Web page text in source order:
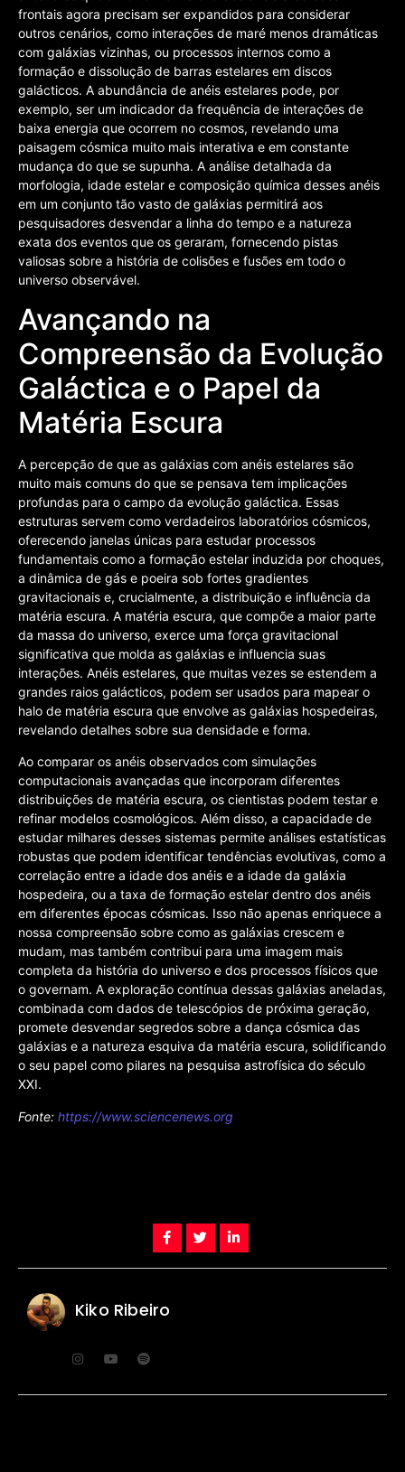
frontais agora precisam ser expandidos para considerar
outros cenários, como interações de maré menos dramáticas
com galáxias vizinhas, ou processos internos como a
formação e dissolução de barras estelares em discos
galácticos. A abundância de anéis estelares pode, por
exemplo, ser um indicador da frequência de interações de
baixa energia que ocorrem no cosmos, revelando uma
paisagem cósmica muito mais interativa e em constante
mudança do que se supunha. A análise detalhada da
morfologia, idade estelar e composição química desses anéis
em um conjunto tão vasto de galáxias permitirá aos
pesquisadores desvendar a linha do tempo e a natureza
exata dos eventos que os geraram, fornecendo pistas
valiosas sobre a história de colisões e fusões em todo o
universo observável.
Avançando na
Compreensão da Evolução
Galáctica e o Papel da
Matéria Escura
A percepção de que as galáxias com anéis estelares são
muito mais comuns do que se pensava tem implicações
profundas para o campo da evolução galáctica. Essas
estruturas servem como verdadeiros laboratórios cósmicos,
oferecendo janelas únicas para estudar processos
fundamentais como a formação estelar induzida por choques,
a dinâmica de gás e poeira sob fortes gradientes
gravitacionais e, crucialmente, a distribuição e influência da
matéria escura. A matéria escura, que compõe a maior parte
da massa do universo, exerce uma força gravitacional
significativa que molda as galáxias e influencia suas
interações. Anéis estelares, que muitas vezes se estendem a
grandes raios galácticos, podem ser usados para mapear o
halo de matéria escura que envolve as galáxias hospedeiras,
revelando detalhes sobre sua densidade e forma.
Ao comparar os anéis observados com simulações
computacionais avançadas que incorporam diferentes
distribuições de matéria escura, os cientistas podem testar e
refinar modelos cosmológicos. Além disso, a capacidade de
estudar milhares desses sistemas permite análises estatísticas
robustas que podem identificar tendências evolutivas, como a
correlação entre a idade dos anéis e a idade da galáxia
hospedeira, ou a taxa de formação estelar dentro dos anéis
em diferentes épocas cósmicas. Isso não apenas enriquece a
nossa compreensão sobre como as galáxias crescem e
mudam, mas também contribui para uma imagem mais
completa da história do universo e dos processos físicos que
o governam. A exploração contínua dessas galáxias aneladas,
combinada com dados de telescópios de próxima geração,
promete desvendar segredos sobre a dança cósmica das
galáxias e a natureza esquiva da matéria escura, solidificando
o seu papel como pilares na pesquisa astrofísica do século
XXI.
Fonte: https://www.sciencenews.org
Kiko Ribeiro